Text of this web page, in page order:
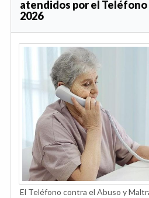
atendidos por el Teléfono
2026
El Teléfono contra el Abuso y